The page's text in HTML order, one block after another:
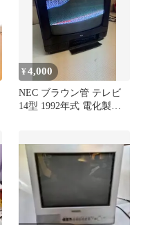
¥4,000
NEC ブラウン管 テレビ
14型 1992年式 電化製品